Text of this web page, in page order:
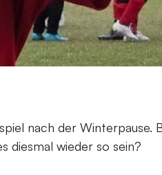
nach der Winterpause.
diesmal wieder so sein?